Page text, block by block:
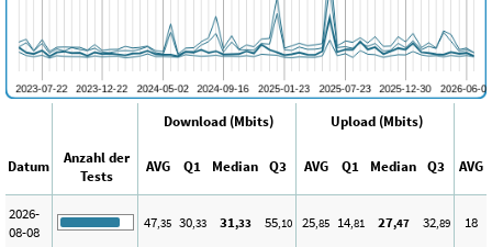
Download (Mbits) Upload (Mbits)
Datum
Anzahl der
Tests
AVG Q1 Median Q3 AVG Q1 Median Q3 AVG
2026-
08-08
47,35 30,33 31,33 55,10 25,85 14,81 27,47 32,89 18